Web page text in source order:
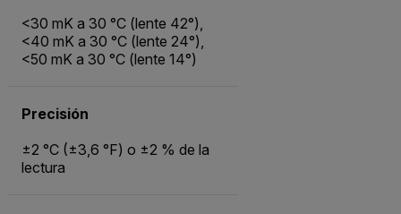
<30 mK a 30 °C (lente 42°),
<40 mK a 30 °C (lente 24°),
<50 mK a 30 °C (lente 14°)
Precisión
±2 °C (±3,6 °F) o ±2 % de la
lectura